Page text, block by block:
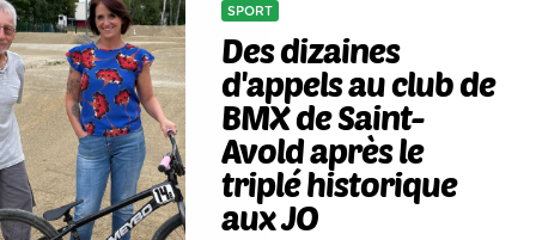
SPORT
Des dizaines
d'appels au club de
BMX de Saint-
Avold après le
triplé historique
aux JO